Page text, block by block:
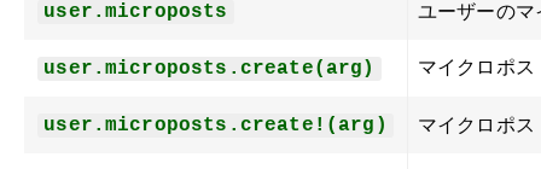
user.microposts ユーザーのマ
user.microposts.create(arg) マイクロポ
user.microposts.create!(arg) マイクロポ